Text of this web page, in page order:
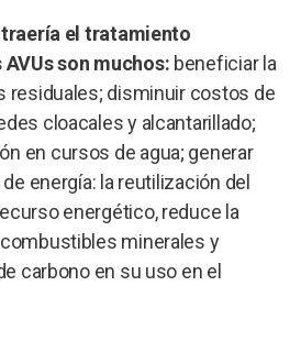
el tratamiento
son muchos: beneficiar la
residuales; disminuir costos de
cloacales y alcantarillado;
en cursos de agua; generar
energía: la reutilización del
energético, reduce la
minerales y
carbono en su uso en el